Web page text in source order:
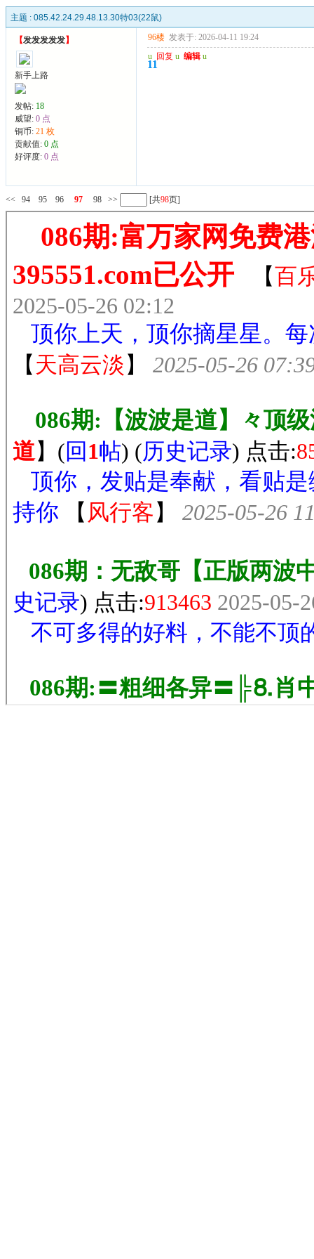
主题 : 085.42.24.29.48.13.30特03(22鼠)
【发发发发发】
新手上路
发帖: 18
威望: 0 点
铜币: 21 枚
贡献值: 0 点
好评度: 0 点
96楼 发表于: 2026-04-11 19:24
u 回复 u 编辑 u
11
<< 94 95 96 97 98 >> [共98页]